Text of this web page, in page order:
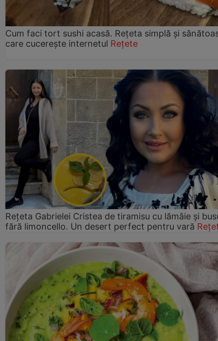
Cum faci tort sushi acasă. Rețeta simplă și
care cucerește internetul Rețete
Rețeta Gabrielei Cristea de tiramisu cu lămâie și
fără limoncello. Un desert perfect pentru vară